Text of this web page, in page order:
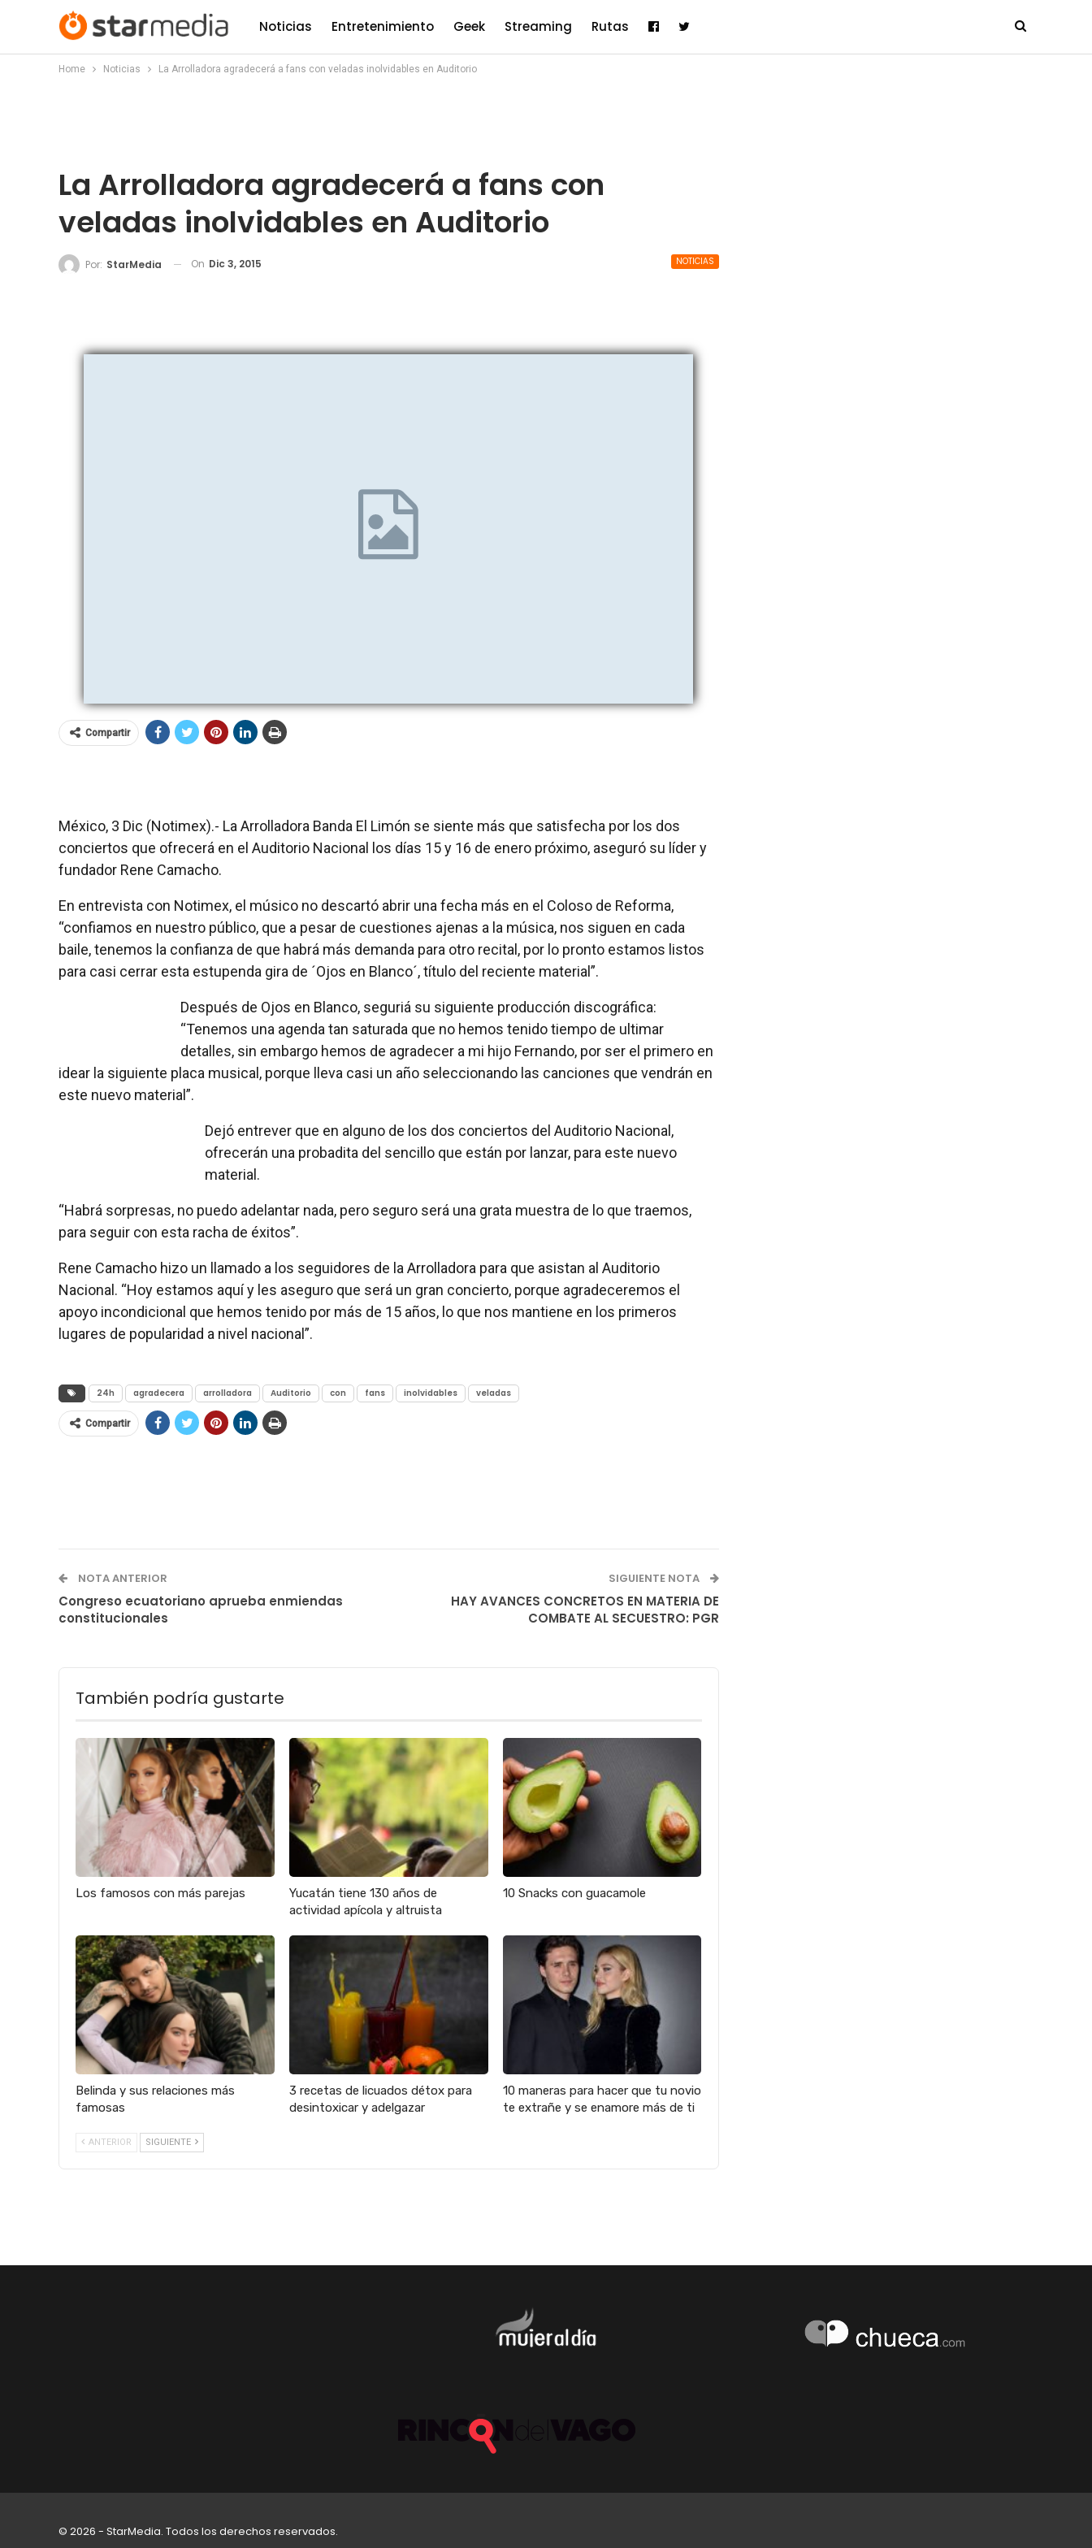
Noticias Entretenimiento Geek Streaming Rutas
Home Noticias La Arrolladora agradecerá a fans con veladas inolvidables en Auditorio
La Arrolladora agradecerá a fans con
veladas inolvidables en Auditorio
NOTICIAS
Por: StarMedia On Dic 3, 2015
Compartir
México, 3 Dic (Notimex).- La Arrolladora Banda El Limón se siente más que satisfecha por los dos
conciertos que ofrecerá en el Auditorio Nacional los días 15 y 16 de enero próximo, aseguró su líder y
fundador Rene Camacho.
En entrevista con Notimex, el músico no descartó abrir una fecha más en el Coloso de Reforma,
“confiamos en nuestro público, que a pesar de cuestiones ajenas a la música, nos siguen en cada
baile, tenemos la confianza de que habrá más demanda para otro recital, por lo pronto estamos listos
para casi cerrar esta estupenda gira de ´Ojos en Blanco´, título del reciente material”.
Después de Ojos en Blanco, seguriá su siguiente producción discográfica:
“Tenemos una agenda tan saturada que no hemos tenido tiempo de ultimar
detalles, sin embargo hemos de agradecer a mi hijo Fernando, por ser el primero en
idear la siguiente placa musical, porque lleva casi un año seleccionando las canciones que vendrán en
este nuevo material”.
Dejó entrever que en alguno de los dos conciertos del Auditorio Nacional,
ofrecerán una probadita del sencillo que están por lanzar, para este nuevo
material.
“Habrá sorpresas, no puedo adelantar nada, pero seguro será una grata muestra de lo que traemos,
para seguir con esta racha de éxitos”.
Rene Camacho hizo un llamado a los seguidores de la Arrolladora para que asistan al Auditorio
Nacional. “Hoy estamos aquí y les aseguro que será un gran concierto, porque agradeceremos el
apoyo incondicional que hemos tenido por más de 15 años, lo que nos mantiene en los primeros
lugares de popularidad a nivel nacional”.
24h agradecera arrolladora Auditorio con fans inolvidables veladas
Compartir
NOTA ANTERIOR
Congreso ecuatoriano aprueba enmiendas
constitucionales
SIGUIENTE NOTA
HAY AVANCES CONCRETOS EN MATERIA DE
COMBATE AL SECUESTRO: PGR
También podría gustarte
Los famosos con más parejas
Yucatán tiene 130 años de
actividad apícola y altruista
10 Snacks con guacamole
Belinda y sus relaciones más
famosas
3 recetas de licuados détox para
desintoxicar y adelgazar
10 maneras para hacer que tu novio
te extrañe y se enamore más de ti
ANTERIOR SIGUIENTE
© 2026 - StarMedia. Todos los derechos reservados.